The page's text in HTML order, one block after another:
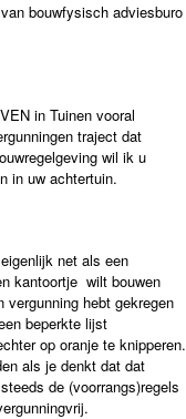
bouwfysisch adviesburo
in Tuinen vooral
traject dat
wil ik u
in uw achtertuin.
net als een
kantoortje wilt bouwen
hebt gekregen
beperkte lijst
op oranje te knipperen.
als je denkt dat dat
de (voorrangs)regels